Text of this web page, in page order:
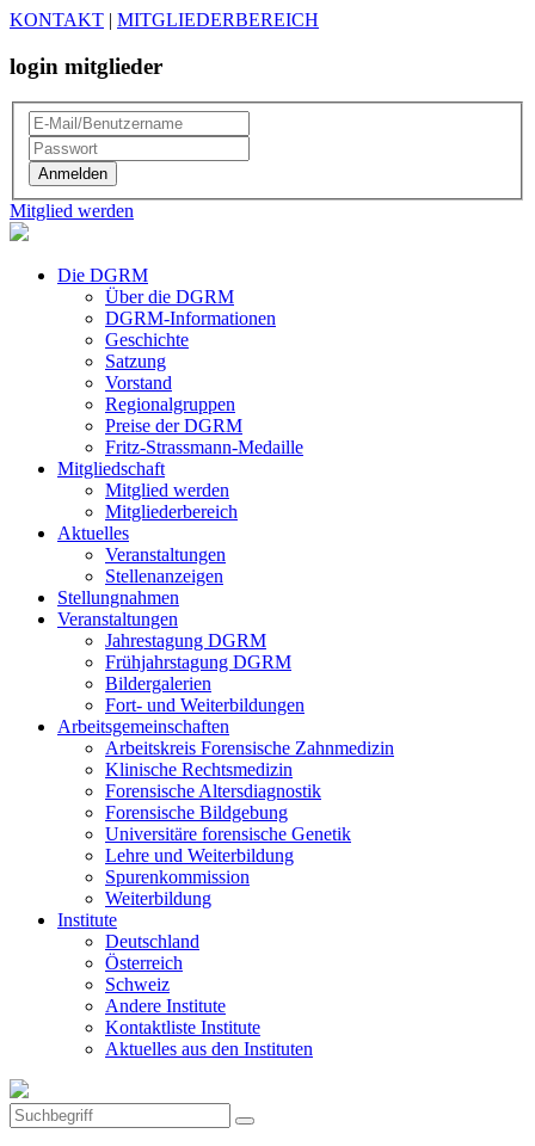
KONTAKT | MITGLIEDERBEREICH
login mitglieder
Mitglied werden
Die DGRM
Über die DGRM
DGRM-Informationen
Geschichte
Satzung
Vorstand
Regionalgruppen
Preise der DGRM
Fritz-Strassmann-Medaille
Mitgliedschaft
Mitglied werden
Mitgliederbereich
Aktuelles
Veranstaltungen
Stellenanzeigen
Stellungnahmen
Veranstaltungen
Jahrestagung DGRM
Frühjahrstagung DGRM
Bildergalerien
Fort- und Weiterbildungen
Arbeitsgemeinschaften
Arbeitskreis Forensische Zahnmedizin
Klinische Rechtsmedizin
Forensische Altersdiagnostik
Forensische Bildgebung
Universitäre forensische Genetik
Lehre und Weiterbildung
Spurenkommission
Weiterbildung
Institute
Deutschland
Österreich
Schweiz
Andere Institute
Kontaktliste Institute
Aktuelles aus den Instituten